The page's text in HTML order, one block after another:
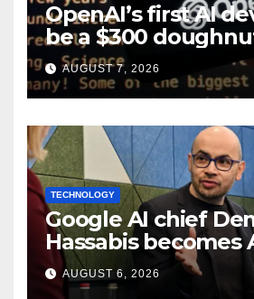
OpenAI’s first AI
be a $300
smart speaker:
AUGUST 7, 2026
TECHNOLOGY
Google AI chief
Hassabis becomes
chief scientist in
shakeup
AUGUST 6, 2026